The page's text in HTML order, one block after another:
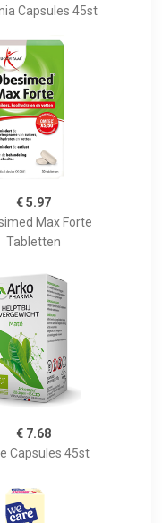
Capsules 45st
€ 5.97
Max Forte
Tabletten
€ 7.68
Capsules 45st